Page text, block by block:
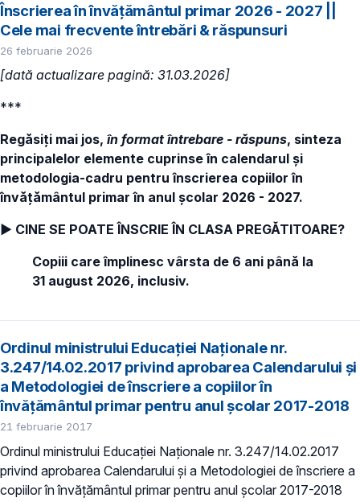
Înscrierea în învățământul primar 2026 - 2027 ||
Cele mai frecvente întrebări & răspunsuri
26 februarie 2026
[dată actualizare pagină: 31.03.2026]
***
Regăsiți mai jos, în format întrebare - răspuns, sinteza
principalelor elemente cuprinse în calendarul și
metodologia-cadru pentru înscrierea copiilor în
învăţământul primar în anul şcolar 2026 - 2027.
► CINE SE POATE ÎNSCRIE ÎN CLASA PREGĂTITOARE?
Copiii care împlinesc vârsta de 6 ani până la
31 august 2026, inclusiv.
Ordinul ministrului Educației Naționale nr.
3.247/14.02.2017 privind aprobarea Calendarului și
a Metodologiei de înscriere a copiilor în
învățământul primar pentru anul școlar 2017-2018
21 februarie 2017
Ordinul ministrului Educației Naționale nr. 3.247/14.02.2017
privind aprobarea Calendarului și a Metodologiei de înscriere a
copiilor în învățământul primar pentru anul școlar 2017-2018